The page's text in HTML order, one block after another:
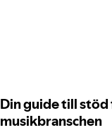
Din guide till stöd
musikbranschen